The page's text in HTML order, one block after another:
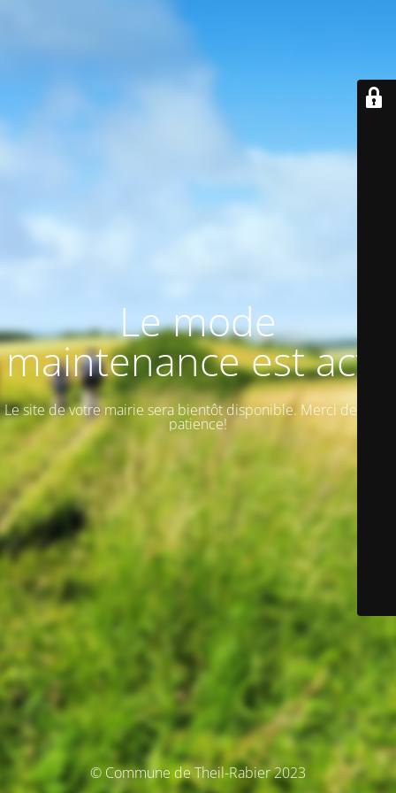
Le mode
maintenance est actif
Le site de votre mairie sera bientôt disponible. Merci de votre
patience!
© Commune de Theil-Rabier 2023